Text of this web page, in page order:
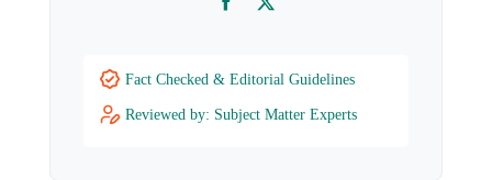
FacebookTwitter
Fact Checked & Editorial Guidelines
Reviewed by: Subject Matter Experts